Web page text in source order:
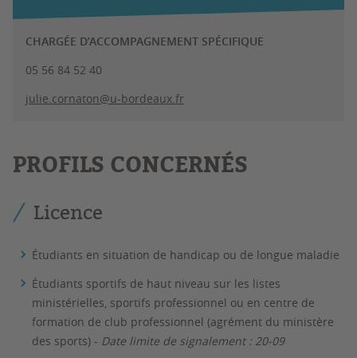
CHARGÉE D’ACCOMPAGNEMENT SPÉCIFIQUE
05 56 84 52 40
julie.cornaton@u-bordeaux.fr
PROFILS CONCERNÉS
Licence
Étudiants en situation de handicap ou de longue maladie
Étudiants sportifs de haut niveau sur les listes
ministérielles, sportifs professionnel ou en centre de
formation de club professionnel (agrément du ministère
des sports) - Date limite de signalement : 20-09